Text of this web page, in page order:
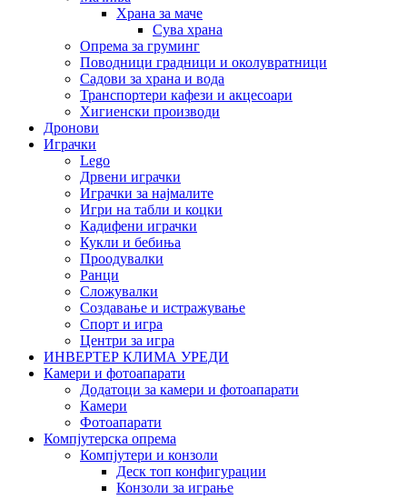
Храна за маче
Сува храна
Опрема за груминг
Поводници градници и околувратници
Садови за храна и вода
Транспортери кафези и акцесоари
Хигиенски производи
Дронови
Играчки
Lego
Дрвени играчки
Играчки за најмалите
Игри на табли и коцки
Кадифени играчки
Кукли и бебиња
Проодувалки
Ранци
Сложувалки
Создавање и истражување
Спорт и игра
Центри за игра
ИНВЕРТЕР КЛИМА УРЕДИ
Камери и фотоапарати
Додатоци за камери и фотоапарати
Камери
Фотоапарати
Компјутерска опрема
Компјутери и конзоли
Деск топ конфигурации
Конзоли за играње